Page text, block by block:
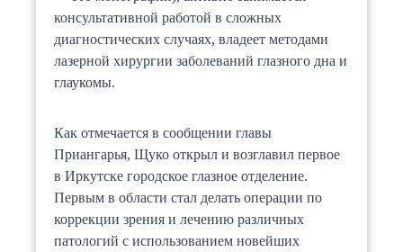
консультативной работой в сложных
диагностических случаях, владеет методами
лазерной хирургии заболеваний глазного дна и
глаукомы.
Как отмечается в сообщении главы
Приангарья, Щуко открыл и возглавил первое
в Иркутске городское глазное отделение.
Первым в области стал делать операции по
коррекции зрения и лечению различных
патологий с использованием новейших